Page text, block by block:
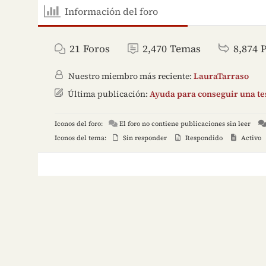
Información del foro
21 Foros 2,470 Temas 8,874
Nuestro miembro más reciente:LauraTarraso
Última publicación:Ayuda para conseguir una
Iconos del foro: El foro no contiene publicaciones sin leer
Iconos del tema:
Sin responder Respondido Activo